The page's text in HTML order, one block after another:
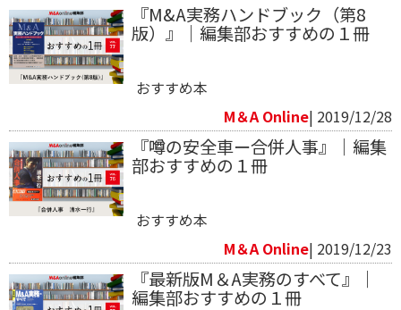
『M&A実務ハンドブック（第8
版）』｜編集部おすすめの１冊
おすすめ本
M＆A Online| 2019/12/28
『噂の安全車ー合併人事』｜編集
部おすすめの１冊
おすすめ本
M＆A Online| 2019/12/23
『最新版M＆A実務のすべて』｜
編集部おすすめの１冊